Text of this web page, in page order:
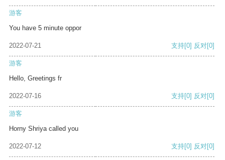
游客
You have 5 minute oppor
2022-07-21 支持[0] 反对[0]
游客
Hello, Greetings fr
2022-07-16 支持[0] 反对[0]
游客
Horny Shriya called you
2022-07-12 支持[0] 反对[0]